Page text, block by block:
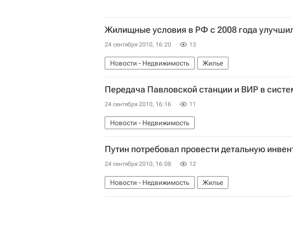
Жилищные условия в РФ с 2008 года
24 сентября 2010, 16:20 13
Новости - Недвижимость Жилье
Передача Павловской станции и ВИР в
24 сентября 2010, 16:16 11
Новости - Недвижимость
Путин потребовал провести детальную
24 сентября 2010, 16:08 12
Новости - Недвижимость Жилье